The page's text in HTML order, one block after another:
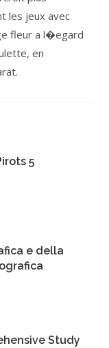
les jeux avec
fleur a l�egard
en
5
e della
Study